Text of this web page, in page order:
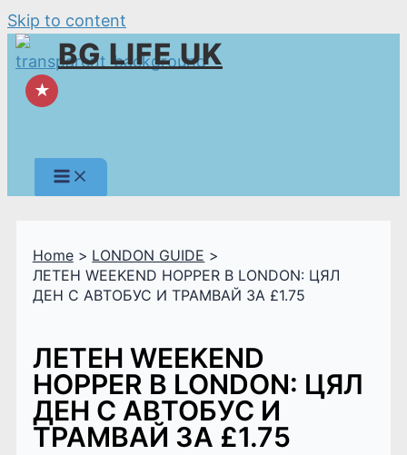
Skip to content
BG LIFE UK
★
Home
LONDON GUIDE
ЛЕТЕН WEEKEND HOPPER В LONDON: ЦЯЛ
ДЕН С АВТОБУС И ТРАМВАЙ ЗА £1.75
ЛЕТЕН WEEKEND
HOPPER В LONDON: ЦЯЛ
ДЕН С АВТОБУС И
ТРАМВАЙ ЗА £1.75